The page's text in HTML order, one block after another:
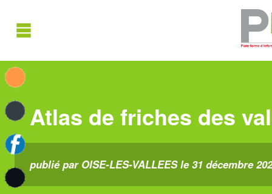
Atlas de friches des
publié par OISE-LES-VALLEES le 31 décembre